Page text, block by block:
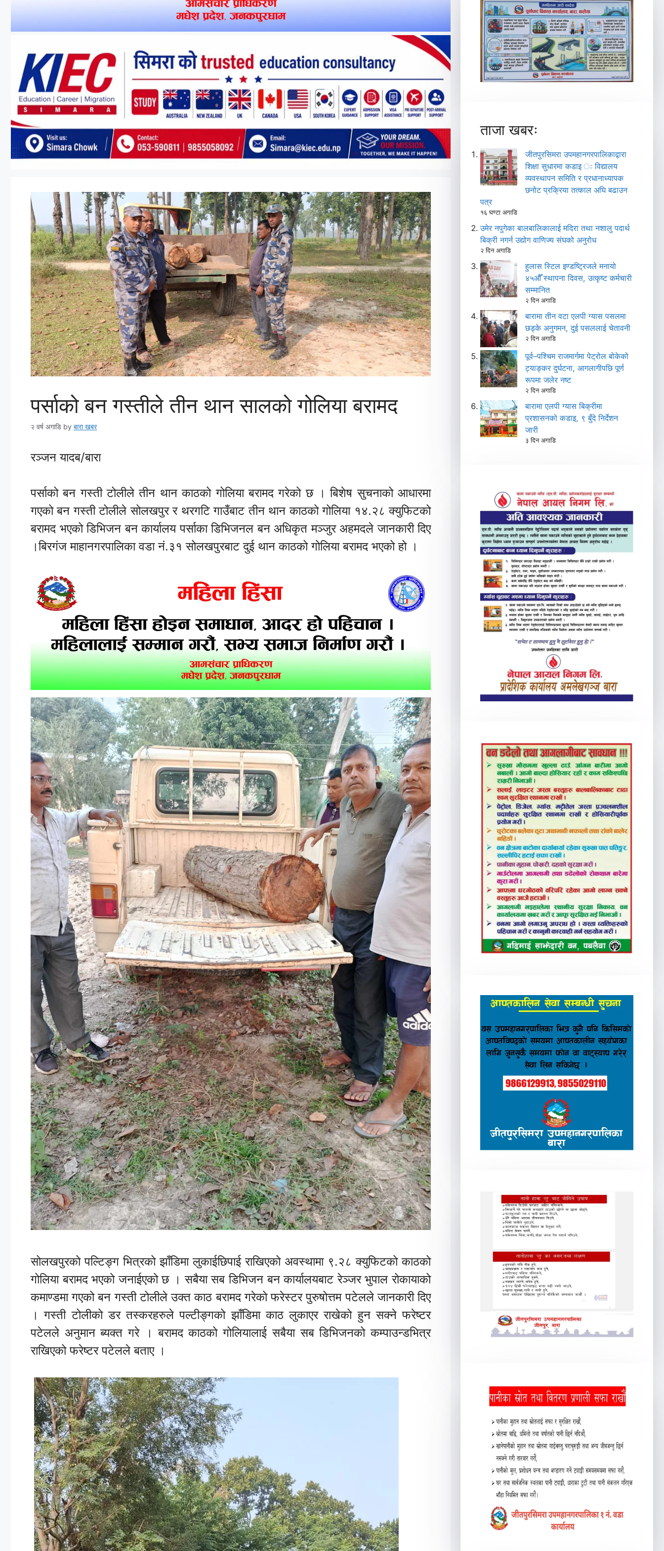
पर्साको बन गस्तीले तीन थान सालको गोलिया बरामद
२ वर्ष अगाडि by बारा खबर
रञ्जन यादब/बारा
पर्साको बन गस्ती टोलीले तीन थान काठको गोलिया बरामद गरेको छ । बिशेष सुचनाको आधारमा
गएको बन गस्ती टोलीले सोलखपुर र थरगटि गाउँबाट तीन थान काठको गोलिया १४.२८ क्युफिटको
बरामद भएको डिभिजन बन कार्यालय पर्साका डिभिजनल बन अधिकृत मञ्जुर अहमदले जानकारी दिए
।बिरगंज माहानगरपालिका वडा नं.३१ सोलखपुरबाट दुई थान काठको गोलिया बरामद भएको हो ।
सोलखपुरको पल्टिङ्ग भित्रको झाँडिमा लुकाईछिपाई राखिएको अवस्थामा ९.२८ क्युफिटको काठको
गोलिया बरामद भएको जनाईएको छ । सबैया सब डिभिजन बन कार्यालयबाट रेञ्जर भुपाल रोकायाको
कमाण्डमा गएको बन गस्ती टोलीले उक्त काठ बरामद गरेको फरेस्टर पुरुषोत्तम पटेलले जानकारी दिए
। गस्ती टोलीको डर तस्करहरुले पल्टीङ्गको झाँडिमा काठ लुकाएर राखेको हुन सक्ने फरेष्टर
पटेलले अनुमान ब्यक्त गरे । बरामद काठको गोलियालाई सबैया सब डिभिजनको कम्पाउन्डभित्र
राखिएको फरेष्टर पटेलले बताए ।
ताजा खबरः
जीतपुरसिमरा उपमहानगरपालिकाद्वारा
शिक्षा सुधारमा कडाइ ः विद्यालय
व्यवस्थापन समिति र प्रधानाध्यापक
छनोट प्रक्रिया तत्काल अघि बढाउन
पत्र
१६ घण्टा अगाडि
उमेर नपुगेका बालबालिकालाई मदिरा तथा नशालु पदार्थ
बिक्री नगर्न उद्योग वाणिज्य संघको अनुरोध
२ दिन अगाडि
हुलास स्टिल इण्डष्ट्रिजले मनायो
४५औँ स्थापना दिवस, उत्कृष्ट कर्मचारी
सम्मानित
२ दिन अगाडि
बारामा तीन वटा एलपी ग्यास पसलमा
छड्के अनुगमन, दुई पसललाई चेतावनी
२ दिन अगाडि
पूर्व–पश्चिम राजमार्गमा पेट्रोल बोकेको
ट्याङ्कर दुर्घटना, आगलागीपछि पूर्ण
रूपमा जलेर नष्ट
२ दिन अगाडि
बारामा एलपी ग्यास बिक्रीमा
प्रशासनको कडाइ, ९ बुँदे निर्देशन
जारी
३ दिन अगाडि